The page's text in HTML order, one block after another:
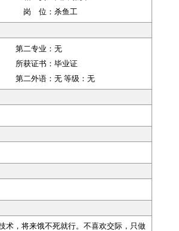
岗 位： 杀鱼工
第二专业： 无
所获证书： 毕业证
第二外语： 无 等级： 无
术，将来饿不死就行。不喜欢交际，只做